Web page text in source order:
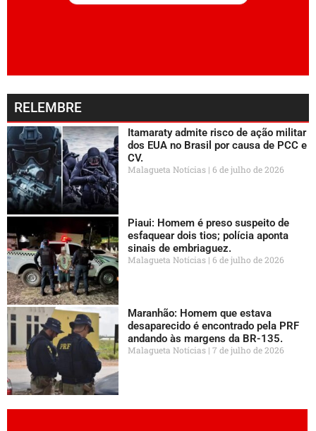
RELEMBRE
Itamaraty admite risco de ação militar
dos EUA no Brasil por causa de PCC e
CV.
Malagueta Notícias 6 de julho de 2026
Piaui: Homem é preso suspeito de
esfaquear dois tios; polícia aponta
sinais de embriaguez.
Malagueta Notícias 6 de julho de 2026
Maranhão: Homem que estava
desaparecido é encontrado pela PRF
andando às margens da BR-135.
Malagueta Notícias 7 de julho de 2026